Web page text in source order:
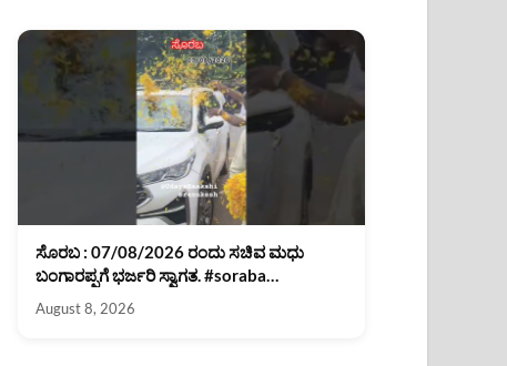
ಸೊರಬ : 07/08/2026 ರಂದು ಸಚಿವ ಮಧು
ಬಂಗಾರಪ್ಪಗೆ ಭರ್ಜರಿ ಸ್ವಾಗತ. #soraba
August 8, 2026